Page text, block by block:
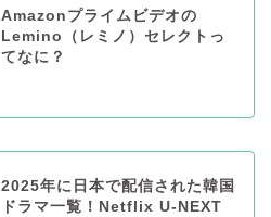
Amazonプライムビデオの
Lemino（レミノ）セレクトっ
てなに？
2025年に日本で配信された韓国
ドラマ一覧！Netflix U-NEXT